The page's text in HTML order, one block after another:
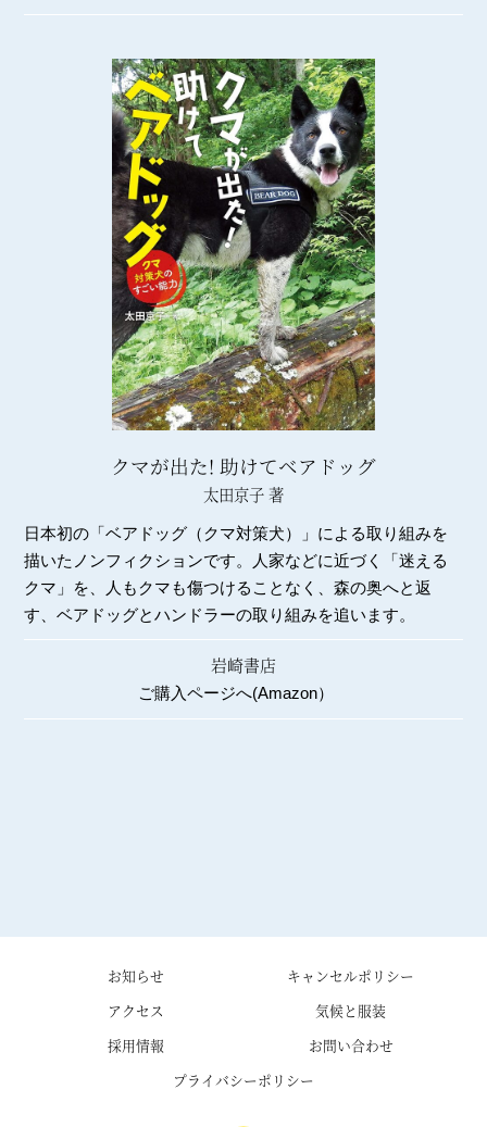
クマが出た! 助けてベアドッグ
太田京子 著
日本初の「ベアドッグ（クマ対策犬）」による取り組みを
描いたノンフィクションです。人家などに近づく「迷える
クマ」を、人もクマも傷つけることなく、森の奥へと返
す、ベアドッグとハンドラーの取り組みを追います。
岩崎書店
ご購入ページへ(Amazon）
お知らせ
キャンセルポリシー
アクセス
気候と服装
採用情報
お問い合わせ
プライバシーポリシー